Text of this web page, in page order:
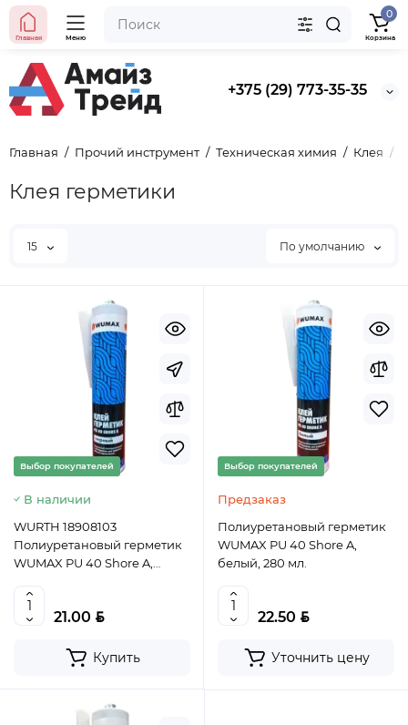
+375 (29) 773-35-35
Главная Меню
0
Корзина
Главная Прочий инструмент Техническая химия Клея
5.50
Клея герметики
15 По умолчанию
Выбор покупателей
В наличии
WURTH 18908103
Полиуретановый герметик
WUMAX PU 40 Shore A,
21.00 BYN
Купить
Выбор покупателей
Предзаказ
Полиуретановый герметик
WUMAX PU 40 Shore A,
белый, 280 мл.
22.50 BYN
Уточнить цену